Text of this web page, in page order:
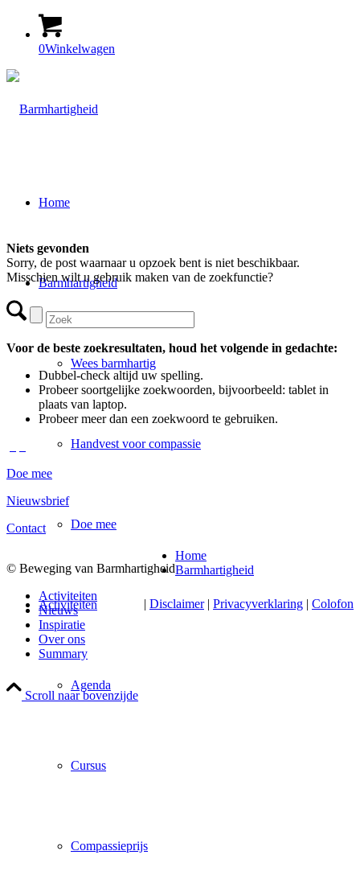
0Winkelwagen
Home
Barmhartigheid
Wees barmhartig
Handvest voor compassie
Doe mee
Activiteiten
Agenda
Cursus
Compassieprijs
Niets gevonden
Sorry, de post waarnaar u opzoek bent is niet beschikbaar.
Misschien wilt u gebruik maken van de zoekfunctie?
Voor de beste zoekresultaten, houd het volgende in gedachte:
Dubbel-check altijd uw spelling.
Probeer soortgelijke zoekwoorden, bijvoorbeeld: tablet in
plaats van laptop.
Probeer meer dan een zoekwoord te gebruiken.
Doe mee
Nieuwsbrief
Contact
© Beweging van Barmhartigheid
| Disclaimer| Privacyverklaring | Colofon
Home
Barmhartigheid
Activiteiten
Nieuws
Inspiratie
Over ons
Summary
Scroll naar bovenzijde